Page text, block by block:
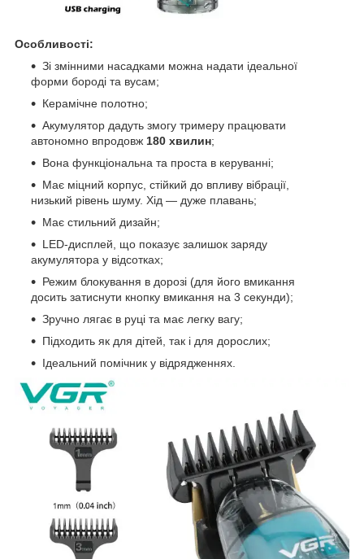
Особливості:
Зі змінними насадками можна надати ідеальної
форми бороді та вусам;
Керамічне полотно;
Акумулятор дадуть змогу тримеру працювати
автономно впродовж 180 хвилин;
Вона функціональна та проста в керуванні;
Має міцний корпус, стійкий до впливу вібрації,
низький рівень шуму. Хід — дуже плавань;
Має стильний дизайн;
LED-дисплей, що показує залишок заряду
акумулятора у відсотках;
Режим блокування в дорозі (для його вмикання
досить затиснути кнопку вмикання на 3 секунди);
Зручно лягає в руці та має легку вагу;
Підходить як для дітей, так і для дорослих;
Ідеальний помічник у відрядженнях.